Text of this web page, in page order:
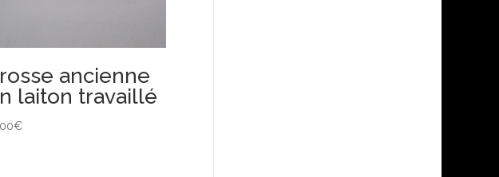
ancienne
laiton travaillé
€